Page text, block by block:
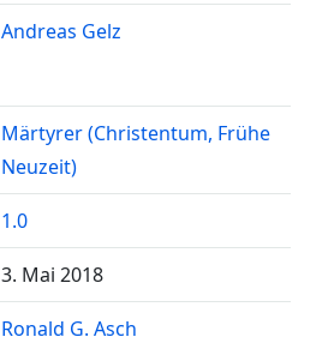
Andreas Gelz
Märtyrer (Christentum, Frühe
Neuzeit)
1.0
3. Mai 2018
Ronald G. Asch